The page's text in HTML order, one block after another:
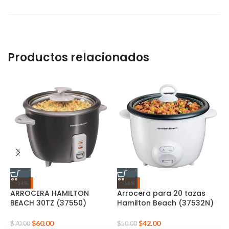
Productos relacionados
-14%
ARROCERA HAMILTON
BEACH 30TZ (37550)
$70.00 $60.00
-16%
Arrocera para 20 tazas
Hamilton Beach (37532N)
$50.00 $42.00